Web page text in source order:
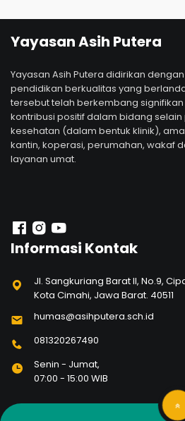
Yayasan Asih Putera
Yayasan Asih Putera didirikan
pendidikan berkualitas yang
tersebut telah berkembang
kontribusi positif dalam bidang selain
kesehatan (dalam bentuk klinik),
kantin, koperasi, perumahan, wakaf
layanan umat.
Informasi Kontak
Jl. Sangkuriang Barat II, No.9,
Kota Cimahi, Jawa Barat. 40511
humas@asihputera.sch.id
081320267490
Senin - Jumat,
07:00 - 15:00 WIB